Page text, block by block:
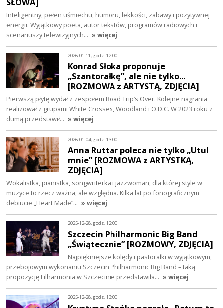
SŁOWA]
Inteligentny, pełen uśmiechu, humoru, lekkości, zabawy i pozytywnej
energii. Wyjątkowy poeta, autor tekstów, programów radiowych i
scenariuszy telewizyjnych… » więcej
2026-01-11, godz. 12:00
Konrad Słoka proponuje
„Szantorałkę”, ale nie tylko...
[ROZMOWA z ARTYSTĄ, ZDJĘCIA]
Pierwszą płytę wydał z zespołem Road Trip’s Over. Kolejne nagrania
realizował z grupami White Crosses, Woodland i O.D.C. W 2023 roku z
dumą przedstawił… » więcej
2026-01-04, godz. 13:00
Anna Ruttar poleca nie tylko „Utul
mnie” [ROZMOWA z ARTYSTKĄ,
ZDJĘCIA]
Wokalistka, pianistka, songwriterka i jazzwoman, dla której style w
muzyce to rzecz ważna, ale względna. Kilka lat po fonograficznym
debiucie „Heart Made”… » więcej
2025-12-28, godz. 12:00
Szczecin Philharmonic Big Band
„Świątecznie” [ROZMOWY, ZDJĘCIA]
Najpiękniejsze kolędy i pastorałki w wyjątkowym,
przebojowym wykonaniu Szczecin Philharmonic Big Band – taką
propozycję Filharmonia w Szczecinie przedstawiła… » więcej
2025-12-28, godz. 13:00